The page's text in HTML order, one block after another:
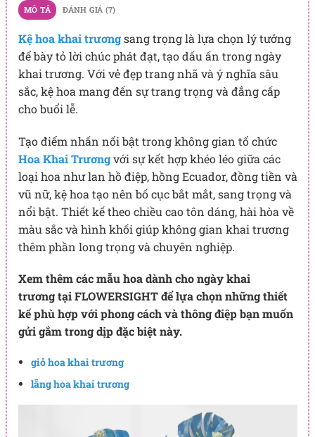
MÔ TẢ ĐÁNH GIÁ (7)
Kệ hoa khai trươngsang trọng là lựa chọn lý tưởng
để bày tỏ lời chúc phát đạt, tạo dấu ấn trong ngày
khai trương. Với vẻ đẹp trang nhã và ý nghĩa sâu
sắc, kệ hoa mang đến sự trang trọng và đẳng cấp
cho buổi lễ.
Tạo điểm nhấn nổi bật trong không gian tổ chức
Hoa Khai Trươngvới sự kết hợp khéo léo giữa các
loại hoa như lan hồ điệp, hồng Ecuador, đồng tiền và
vũ nữ, kệ hoa tạo nên bố cục bắt mắt, sang trọng và
nổi bật. Thiết kế theo chiều cao tôn dáng, hài hòa về
màu sắc và hình khối giúp không gian khai trương
thêm phần long trọng và chuyên nghiệp.
Xem thêm các mẫu hoa dành cho ngày khai
trương tại FLOWERSIGHT để lựa chọn những thiết
kế phù hợp với phong cách và thông điệp bạn muốn
gửi gắm trong dịp đặc biệt này.
giỏ hoa khai trương
lẵng hoa khai trương